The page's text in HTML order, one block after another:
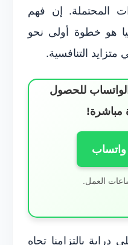
المحتملة. إن فهم
هو خطوة أولى نحو
التنافسية.
للحصول
مباشرة!
واتساب
العمل.
بالتزامنا تجاه